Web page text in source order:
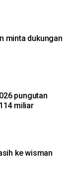
minta dukungan
pungutan
miliar
ke wisman